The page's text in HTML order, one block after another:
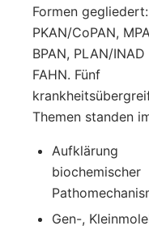
Formen gegliedert:
PKAN/CoPAN,
BPAN, PLAN/INAD
FAHN. Fünf
Themen standen
Aufklärung
biochemischer
Gen-,